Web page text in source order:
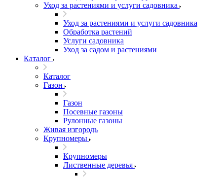
Уход за растениями и услуги садовника
Уход за растениями и услуги садовника
Обработка растений
Услуги садовника
Уход за садом и растениями
Каталог
Каталог
Газон
Газон
Посевные газоны
Рулонные газоны
Живая изгородь
Крупномеры
Крупномеры
Лиственные деревья